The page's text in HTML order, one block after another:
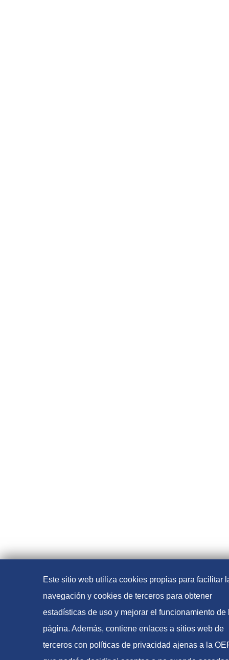
Este sitio web utiliza cookies propias para facilitar
navegación y cookies de terceros para obtener
estadísticas de uso y mejorar el funcionamiento de
página. Además, contiene enlaces a sitios web de
terceros con políticas de privacidad ajenas a la